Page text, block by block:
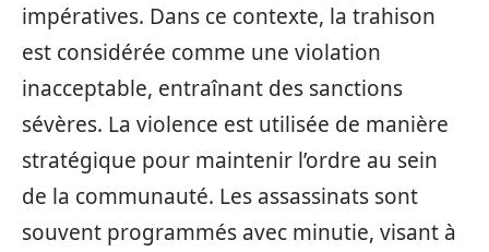
impératives. Dans ce contexte, la trahison
est considérée comme une violation
inacceptable, entraînant des sanctions
sévères. La violence est utilisée de manière
stratégique pour maintenir l’ordre au sein
de la communauté. Les assassinats sont
souvent programmés avec minutie, visant à